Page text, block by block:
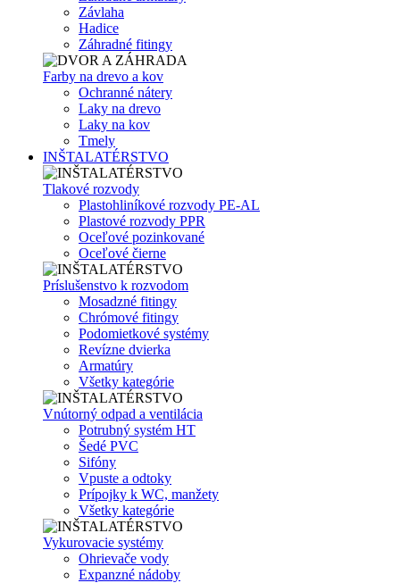
Závlaha
Hadice
Záhradné fitingy
Farby na drevo a kov
Ochranné nátery
Laky na drevo
Laky na kov
Tmely
INŠTALATÉRSTVO
Tlakové rozvody
Plastohliníkové rozvody PE-AL
Plastové rozvody PPR
Oceľové pozinkované
Oceľové čierne
Príslušenstvo k rozvodom
Mosadzné fitingy
Chrómové fitingy
Podomietkové systémy
Revízne dvierka
Armatúry
Všetky kategórie
Vnútorný odpad a ventilácia
Potrubný systém HT
Šedé PVC
Sifóny
Vpuste a odtoky
Prípojky k WC, manžety
Všetky kategórie
Vykurovacie systémy
Ohrievače vody
Expanzné nádoby